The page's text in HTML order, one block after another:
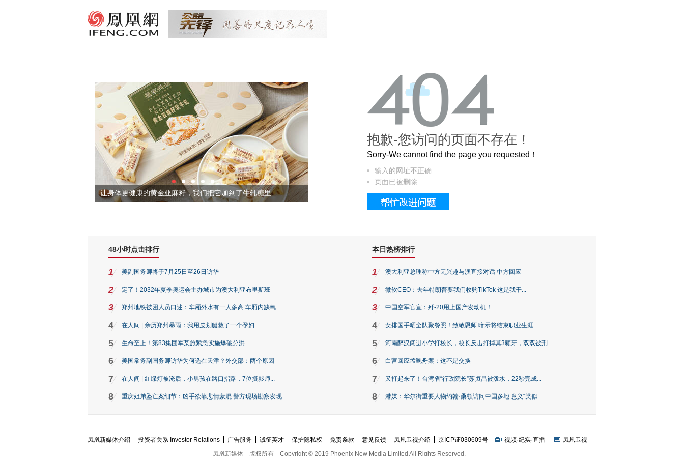
让身体更健康的黄金亚麻籽，我们把它加到了牛轧糖里 被列入佛家七宝的它到底有多美？
抱歉-您访问的页面不存在！
Sorry-We cannot find the page you requested！
输入的网址不正确
页面已被删除
48小时点击排行
1 美副国务卿将于7月25日至26日访华
2 定了！2032年夏季奥运会主办城市为澳大利亚布里斯班
3 郑州地铁被困人员口述：车厢外水有一人多高 车厢内缺氧
4 在人间 | 亲历郑州暴雨：我用皮划艇救了一个孕妇
5 生命至上！第83集团军某旅紧急实施爆破分洪
6 美国常务副国务卿访华为何选在天津？外交部：两个原因
7 在人间 | 红绿灯被淹后，小男孩在路口指路，7位摄影师...
8 重庆姐弟坠亡案细节：凶手欲靠悲情蒙混 警方现场勘察发现...
本日热榜排行
1 澳大利亚总理称中方无兴趣与澳直接对话 中方回应
2 微软CEO：去年特朗普要我们收购TikTok 这是我干...
3 中国空军官宣：歼-20用上国产发动机！
4 女排国手晒全队聚餐照！致敬恩师 暗示将结束职业生涯
5 河南醉汉闯进小学打校长，校长反击打掉其3颗牙，双双被刑...
6 白宫回应孟晚舟案：这不是交换
7 又打起来了！台湾省“行政院长”苏贞昌被泼水，22秒完成...
8 港媒：华尔街重要人物约翰·桑顿访问中国多地 意义“类似...
凤凰新媒体介绍 投资者关系 Investor Relations 广告服务 诚征英才 保护隐私权 免责条款 意见反馈 凤凰卫视介绍 京ICP证030609号 视频·纪实·直播
凤凰卫视
凤凰新媒体
版权所有 Copyright © 2019 Phoenix New Media Limited All Rights Reserved.